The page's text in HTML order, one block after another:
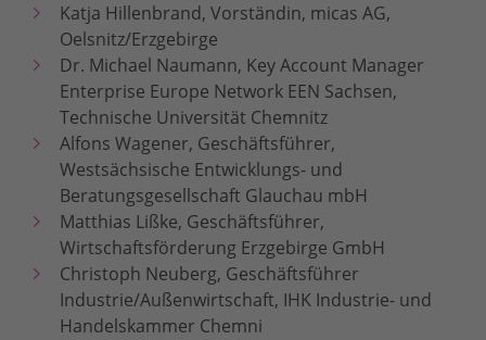
Katja Hillenbrand, Vorständin, micas AG,
Oelsnitz/Erzgebirge
Dr. Michael Naumann, Key Account Manager
Enterprise Europe Network EEN Sachsen,
Technische Universität Chemnitz
Alfons Wagener, Geschäftsführer,
Westsächsische Entwicklungs- und
Beratungsgesellschaft Glauchau mbH
Matthias Lißke, Geschäftsführer,
Wirtschaftsförderung Erzgebirge GmbH
Christoph Neuberg, Geschäftsführer
Industrie/Außenwirtschaft, IHK Industrie- und
Handelskammer Chemni